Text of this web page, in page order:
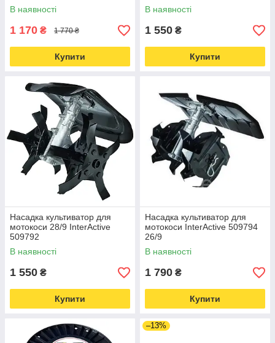
В наявності
1 170 ₴ 1 770 ₴
Купити
В наявності
1 550 ₴
Купити
Насадка культиватор для
мотокоси 28/9 InterActive
509792
В наявності
1 550 ₴
Купити
Насадка культиватор для
мотокоси InterActive 509794
26/9
В наявності
1 790 ₴
Купити
–13%